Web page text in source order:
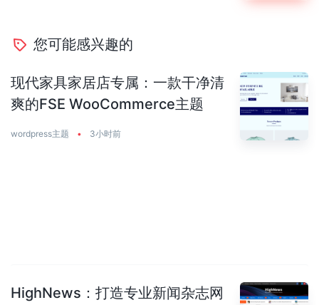
您可能感兴趣的
现代家具家居店专属：一款干净清
爽的FSE WooCommerce主题
wordpress主题 • 3小时前
HighNews：打造专业新闻杂志网